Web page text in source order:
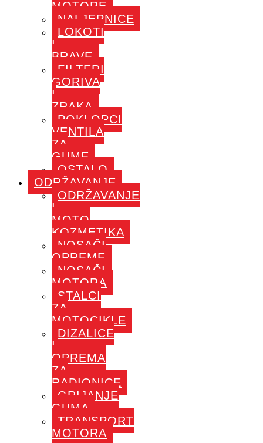
MOTORE
NALJEPNICE
LOKOTI
I
BRAVE
FILTERI
GORIVA
I
ZRAKA
POKLOPCI
VENTILA
ZA
GUME
OSTALO
ODRŽAVANJE
ODRŽAVANJE
I
MOTO
KOZMETIKA
NOSAČI
OPREME
NOSAČI
MOTORA
STALCI
ZA
MOTOCIKLE
DIZALICE
I
OPREMA
ZA
RADIONICE
GRIJANJE
GUMA
TRANSPORT
MOTORA